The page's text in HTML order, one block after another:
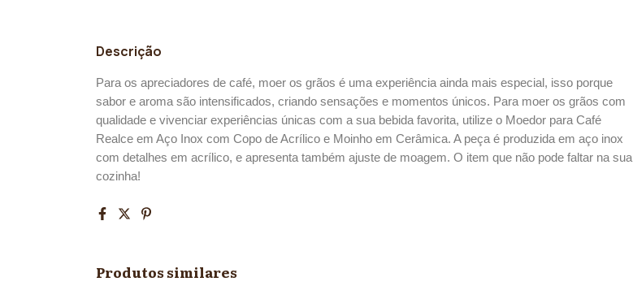
Descrição
Para os apreciadores de café, moer os grãos é uma experiência ainda mais especial, isso porque
sabor e aroma são intensificados, criando sensações e momentos únicos. Para moer os grãos com
qualidade e vivenciar experiências únicas com a sua bebida favorita, utilize o Moedor para Café
Realce em Aço Inox com Copo de Acrílico e Moinho em Cerâmica. A peça é produzida em aço inox
com detalhes em acrílico, e apresenta também ajuste de moagem. O item que não pode faltar na sua
cozinha!
Produtos similares